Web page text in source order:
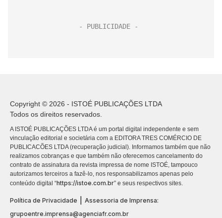
Copyright © 2026 - ISTOÉ PUBLICAÇÕES LTDA
Todos os direitos reservados.
A ISTOÉ PUBLICAÇÕES LTDA é um portal digital independente e sem
vinculação editorial e societária com a EDITORA TRES COMÉRCIO DE
PUBLICACÕES LTDA (recuperação judicial). Informamos também que não
realizamos cobranças e que também não oferecemos cancelamento do
contrato de assinatura da revista impressa de nome ISTOÉ, tampouco
autorizamos terceiros a fazê-lo, nos responsabilizamos apenas pelo
conteúdo digital “https://istoe.com.br” e seus respectivos sites.
Política de Privacidade
Assessoria de Imprensa:
grupoentre.imprensa@agenciafr.com.br